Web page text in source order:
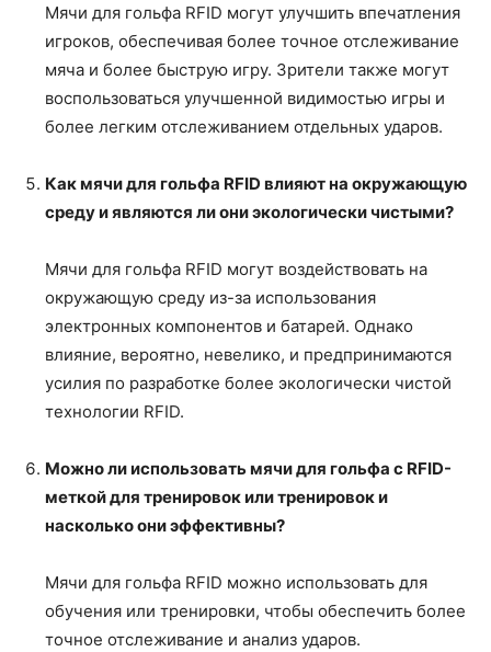
Мячи для гольфа RFID могут улучшить впечатления
игроков, обеспечивая более точное отслеживание
мяча и более быструю игру. Зрители также могут
воспользоваться улучшенной видимостью игры и
более легким отслеживанием отдельных ударов.
Как мячи для гольфа RFID влияют на окружающую
среду и являются ли они экологически чистыми?
Мячи для гольфа RFID могут воздействовать на
окружающую среду из-за использования
электронных компонентов и батарей. Однако
влияние, вероятно, невелико, и предпринимаются
усилия по разработке более экологически чистой
технологии RFID.
Можно ли использовать мячи для гольфа с RFID-
меткой для тренировок или тренировок и
насколько они эффективны?
Мячи для гольфа RFID можно использовать для
обучения или тренировки, чтобы обеспечить более
точное отслеживание и анализ ударов.